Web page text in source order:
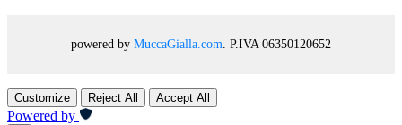
powered by MuccaGialla.com. P.IVA 06350120652
Customize Reject All Accept All
Powered by